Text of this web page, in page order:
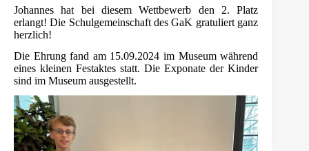
Johannes hat bei diesem Wettbewerb den 2. Platz
erlangt! Die Schulgemeinschaft des GaK gratuliert ganz
herzlich!
Die Ehrung fand am 15.09.2024 im Museum während
eines kleinen Festaktes statt. Die Exponate der Kinder
sind im Museum ausgestellt.